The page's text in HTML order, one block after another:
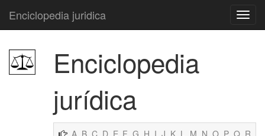
Enciclopedia juridica
Enciclopedia
jurídica
A B C D E F G H I J K L M N O P Q R